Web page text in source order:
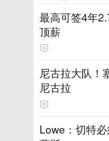
最高可签4年
顶薪
尼古拉大队！
尼古拉
Lowe：切特